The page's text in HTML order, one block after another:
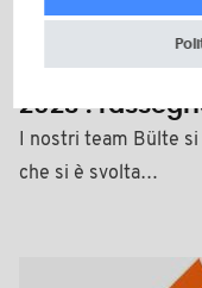
2023 :
I nostri team Bülte
che si è svolta…